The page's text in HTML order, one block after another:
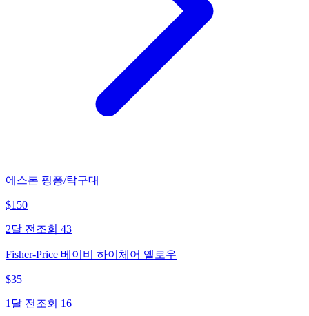
에스톤 핑퐁/탁구대
$150
2달 전 조회 43
Fisher-Price 베이비 하이체어 옐로우
$35
1달 전 조회 16